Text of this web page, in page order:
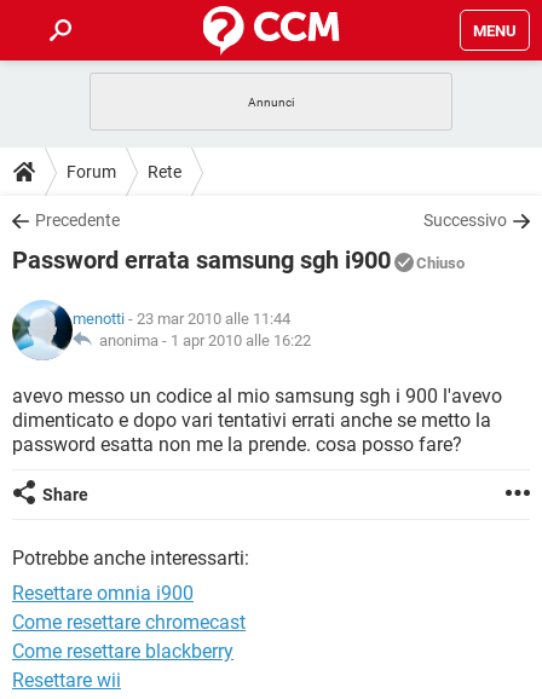
MENU
INTRATTENIMENTO
iOS
INSTAGRAM WHATSAPP
TIKTOK
HARDWARE
GUIDE
COVID-19
INSTAGRAM WHATSAPP
TIKTOK
HARDWARE
DOWNLOAD
COVID-19 GAMING
INTRATTENIMENTO
iOS WINDOWS 10
TIKTOK FACEBOOK
COVID-19 GAMING
INTRATTENIMENTO
iOS WINDOWS 10
INSTAGRAM WHATSAPP
TIKTOK
GLOSSARIO
INTRATTENIMENTO ANDROID
INSTAGRAM
TIKTOK
HARDWARE
Forum Rete
Precedente Successivo
Password errata samsung sgh i900 Chiuso
menotti - 23 mar 2010 alle 11:44
anonima - 1 apr 2010 alle 16:22
avevo messo un codice al mio samsung sgh i 900 l'avevo
dimenticato e dopo vari tentativi errati anche se metto la
password esatta non me la prende. cosa posso fare?
Share
Potrebbe anche interessarti:
Resettare omnia i900
Come resettare chromecast
Come resettare blackberry
Resettare wii